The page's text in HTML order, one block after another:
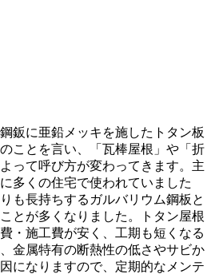
鈑に亜鉛メッキを施したトタン板
ことを言い、「瓦棒屋根」や「折
って呼び方が変わってきます。主
多くの住宅で使われていました
も長持ちするガルバリウム鋼板と
とが多くなりました。トタン屋根
・施工費が安く、工期も短くなる
金属特有の断熱性の低さやサビか
になりますので、定期的なメンテ